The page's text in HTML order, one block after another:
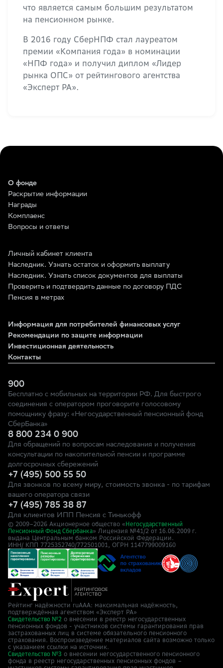
что является самым большим результатом
на пенсионном рынке.
В 2016 году СберНПФ стал лауреатом
премии «Компания года» в номинации
«НПФ года» и получил диплом «Лидер
рынка ОПС» от рейтингового агентства
«Эксперт РА».
О фонде
Раскрытие информации
Награды
Комплаенс
Вопросы и ответы
Личный кабинет клиента
Наследник. Узнать остаток и оформить выплату
Наследник. Узнать список документов для выплаты
Проверить и подтвердить данные по договору ПДС
Пенсия в метрах
Информация для потребителей финансовых услуг
Рекомендации по защите информации
Инвестиционная деятельность
Контакты
900
Бесплатно с мобильных на территории РФ. Для быстрого
соединения с оператором проговорите голосовому
помощнику фразу: «Негосударственный пенсионный фонд
СберБанка»
8 800 234 0 900
Для обращений по вопросам наследования и получения
консультации по накопительной пенсии и программе
долгосрочных сбережений
+7 (495) 500 55 50
Для звонков по всему миру, стоимость звонка - по тарифам
вашего оператора связи
+7 (495) 785 38 87
Для клиентов ИПП Пенсия с Тинькофф
© 2009–2026 Акционерное общество « Негосударственный
Пенсионный Фонд Сбербанка» Лицензия №41/2 от 16.06.2009 г.
выдана Центральным банком Российской Федерации.
ИНН/ КПП 7725352740/772501001, ОГРН 1147799009160
Рейтинг надёжности ruAAA: максимальная надёжность,
подтверждённая агентством «Эксперт РА»
Свидетельство №2 о внесении в реестр негосударственных
пенсионных фондов - участников системы гарантирования прав
застрахованных лиц в системе обязательного пенсионного
страхования. Воспроизведение материалов сайта возможно только
с указанием ссылки на источник.
Свидетельство №3 о внесении негосударственного пенсионного
фонда в реестр негосударственных пенсионных фондов –